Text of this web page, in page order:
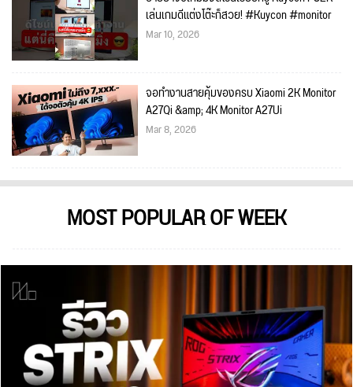
เล่นเกมดีแต่งโต๊ะก็สวย! #Kuycon #monitor
Mar 10, 2026
จอทำงานสายคุ้มของครบ Xiaomi 2K Monitor
A27Qi &amp; 4K Monitor A27Ui
Mar 8, 2026
MOST POPULAR OF WEEK